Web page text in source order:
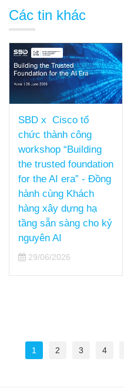
Các tin khác
SBD x Cisco tổ
chức thành công
workshop “Building
the trusted foundation
for the AI era” - Đồng
hành cùng Khách
hàng xây dựng hạ
tầng sẵn sàng cho kỷ
nguyên AI
29/06/2026
1 2 3 4